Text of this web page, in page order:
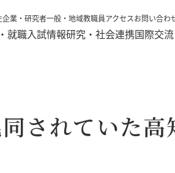
就職入試情報研究・社会連携国際交
企業・研究者一般・地域教職員アクセスお問い合わ
されていた高